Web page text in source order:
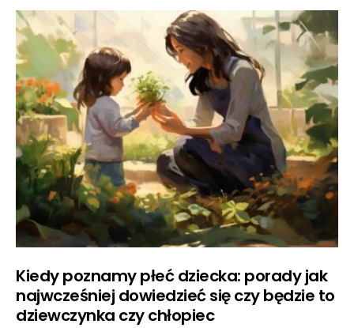
Kiedy poznamy płeć dziecka: porady jak
najwcześniej dowiedzieć się czy będzie to
dziewczynka czy chłopiec